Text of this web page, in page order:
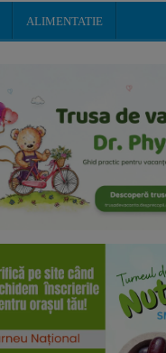
ALIMENTATIE